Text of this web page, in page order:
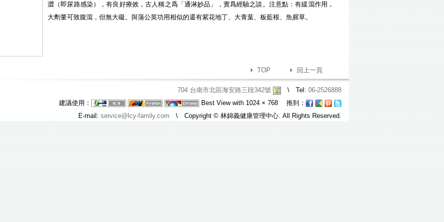
澀（即尿路感染），有良好療效，古人稱之爲「通淋妙品」，實爲經驗之談。注意點：有緩瀉作用，
大劑量可致腹瀉，但無大礙。與蒲公英功用相似的還有紫花地丁、大青葉、板藍根、魚腥草。
回上一頁
TOP
704 台南市北區海安路三段342號 \ Tel: 06-2526888
建議使用：
Best View with 1024 × 768 推到：
E-mail: service@lcy-family.com \ Copyright © 林錦義健康管理中心. All Rights Reserved.